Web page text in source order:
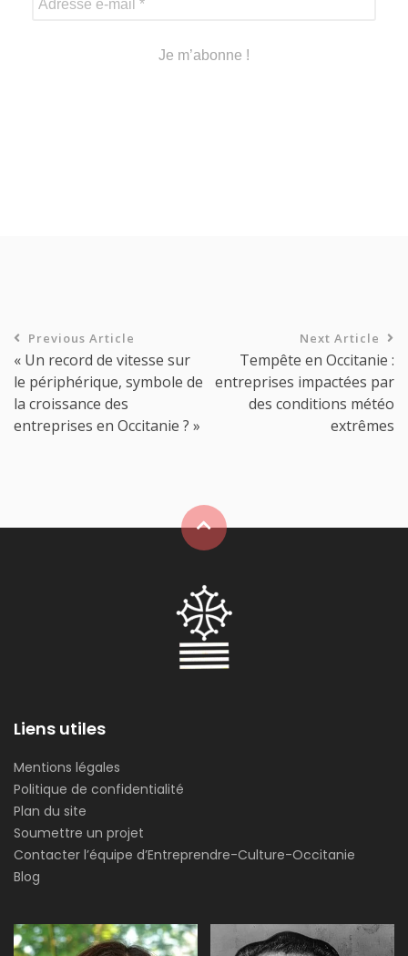
Previous Article
« Un record de vitesse sur
le périphérique, symbole de
la croissance des
entreprises en Occitanie ? »
Next Article
Tempête en Occitanie :
entreprises impactées par
des conditions météo
extrêmes
Liens utiles
Mentions légales
Politique de confidentialité
Plan du site
Soumettre un projet
Contacter l’équipe d’Entreprendre-Culture-Occitanie
Blog